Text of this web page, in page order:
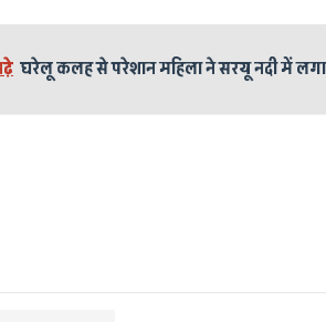
घरेलू कलह से परेशान महिला ने सरयू नदी में